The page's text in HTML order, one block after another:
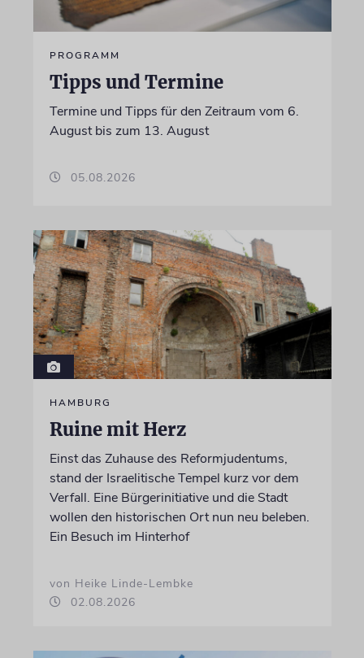
PROGRAMM
Tipps und Termine
Termine und Tipps für den Zeitraum vom 6.
August bis zum 13. August
05.08.2026
HAMBURG
Ruine mit Herz
Einst das Zuhause des Reformjudentums,
stand der Israelitische Tempel kurz vor dem
Verfall. Eine Bürgerinitiative und die Stadt
wollen den historischen Ort nun neu beleben.
Ein Besuch im Hinterhof
von Heike Linde-Lembke
02.08.2026